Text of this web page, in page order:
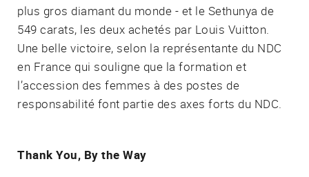
plus gros diamant du monde - et le Sethunya de
549 carats, les deux achetés par Louis Vuitton.
Une belle victoire, selon la représentante du NDC
en France qui souligne que la formation et
l’accession des femmes à des postes de
responsabilité font partie des axes forts du NDC.
Thank You, By the Way